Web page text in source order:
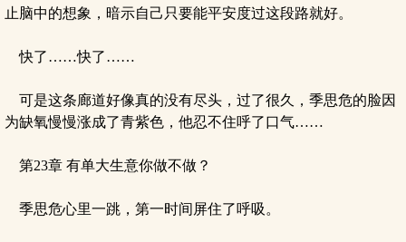
止脑中的想象，暗示自己只要能平安度过这段路就好。
快了……快了……
可是这条廊道好像真的没有尽头，过了很久，季思危的脸因
为缺氧慢慢涨成了青紫色，他忍不住呼了口气……
第23章 有单大生意你做不做？
季思危心里一跳，第一时间屏住了呼吸。